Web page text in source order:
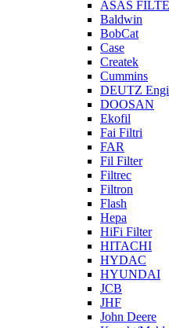
ASAS
Baldwin
BobCat
Case
Createk
Cummins
DEUTZ
DOOSAN
Ekofil
Fai Filtri
FAR
Fil Filter
Filtrec
Filtron
Flash
Hepa
HiFi Filter
HITACHI
HYDAC
HYUNDAI
JCB
JHF
John Deere